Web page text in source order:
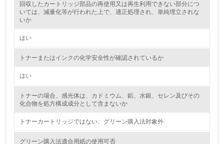
→ 導入している規格名
油、ガス）の使用量削減の取り組みを行っている
回収したカートリッジ部品の再使用又は再生利用できない部分につ
いては、減量化等が行われた上で、適正処理され、単純埋立されな
いか
はい
トナーまたはインクの化学安全性が確認されているか
はい
トナーの場合、感光体は、カドミウム、鉛、水銀、セレン及びその
化合物を処方構成成分として含まないか
トナーカートリッジではない、グリーン購入法対象外
グリーン購入法適合用紙の使用可否